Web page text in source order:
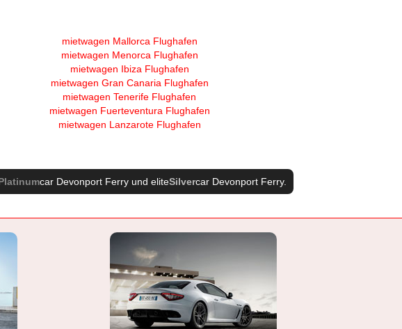
mietwagen Mallorca Flughafen
mietwagen Menorca Flughafen
mietwagen Ibiza Flughafen
mietwagen Gran Canaria Flughafen
mietwagen Tenerife Flughafen
mietwagen Fuerteventura Flughafen
mietwagen Lanzarote Flughafen
car Devonport Ferry und eliteSilvercar Devonport Ferry.